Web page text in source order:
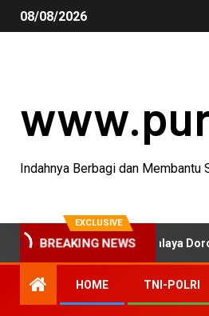
08/08/2026
Indahnya Berbagi dan Membantu
EXCLUSIVE
BREAKING NEWS
Polres Tasikmalaya Dorong
HOME TNI-POLRI